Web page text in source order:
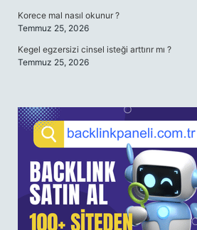
Korece mal nasıl okunur ?
Temmuz 25, 2026
Kegel egzersizi cinsel isteği arttırır mı ?
Temmuz 25, 2026